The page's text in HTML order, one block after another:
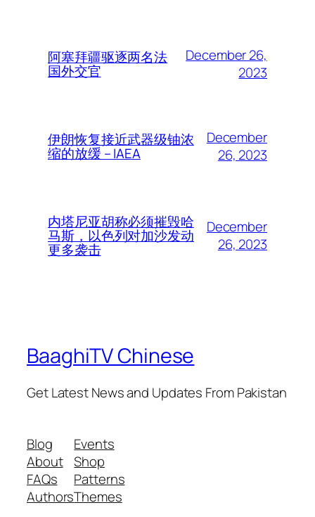
阿塞拜疆驱逐两名法
国外交官
December 26,
2023
伊朗恢复接近武器级铀浓
缩的放缓 – IAEA
December
26, 2023
内塔尼亚胡称必须摧毁哈
马斯，以色列对加沙发动
更多袭击
December
26, 2023
BaaghiTV Chinese
Get Latest News and Updates From Pakistan
Blog
About
FAQs
Authors
Events
Shop
Patterns
Themes